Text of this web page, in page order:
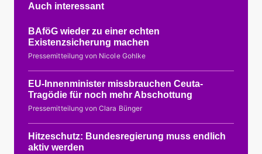
Auch interessant
BAföG wieder zu einer echten
Existenzsicherung machen
Pressemitteilung von Nicole Gohlke
EU-Innenminister missbrauchen Ceuta-
Tragödie für noch mehr Abschottung
Pressemitteilung von Clara Bünger
Hitzeschutz: Bundesregierung muss endlich
aktiv werden